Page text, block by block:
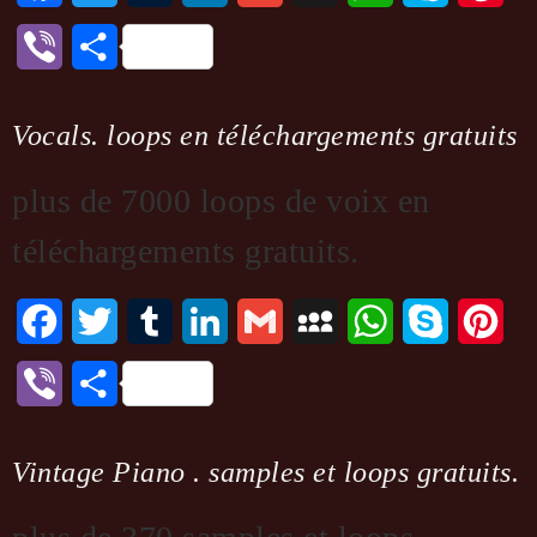
Viber Partager
Vocals. loops en téléchargements gratuits
plus de 7000 loops de voix en
téléchargements gratuits.
FacebookTwitter Tumblr LinkedInGmail MySpaceWhatsAppSkype
Viber Partager
Vintage Piano . samples et loops gratuits.